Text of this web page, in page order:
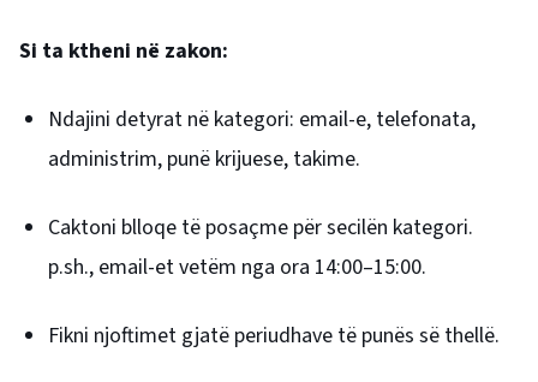
Si ta ktheni në zakon:
Ndajini detyrat në kategori: email-e, telefonata,
administrim, punë krijuese, takime.
Caktoni blloqe të posaçme për secilën kategori.
p.sh., email-et vetëm nga ora 14:00–15:00.
Fikni njoftimet gjatë periudhave të punës së thellë.